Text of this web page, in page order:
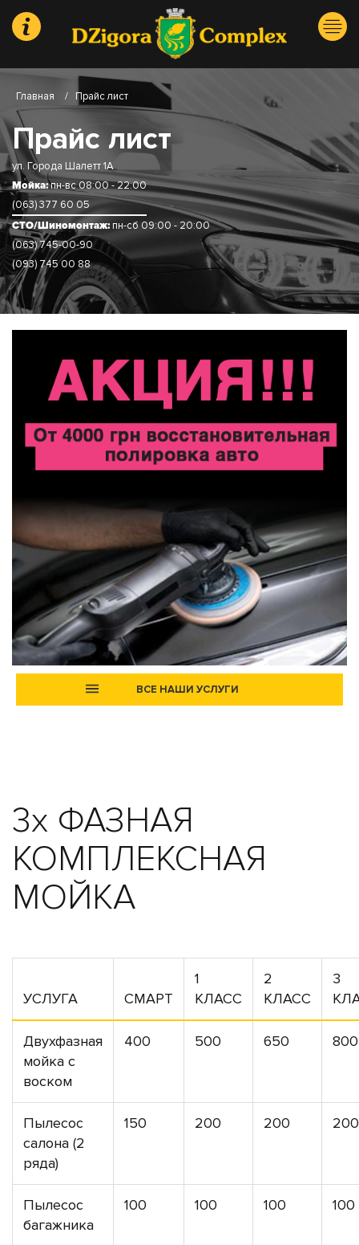
Главная / Прайс лист
Прайс лист
ул. Города Шалетт 1А
Мойка:пн-вс 08:00 - 22:00
(063) 377 60 05
СТО/Шиномонтаж:пн-сб 09:00 - 20:00
(063) 745-00-90
(093) 745 00 88
ВСЕ НАШИ УСЛУГИ
3х ФАЗНАЯ
КОМПЛЕКСНАЯ
МОЙКА
УСЛУГА СМАРТ
1
КЛАСС
2
КЛАСС
3
Двухфазная
мойка с
воском
400 500 650 800
Пылесос
салона (2
ряда)
150 200 200 200
Пылесос
багажника
100 100 100 100